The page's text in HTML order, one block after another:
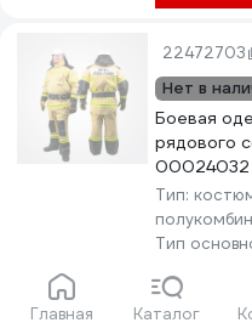
Главная Каталог
22472703
Нет в
Боевая
рядового
00024032
Тип:
Тип
Размер